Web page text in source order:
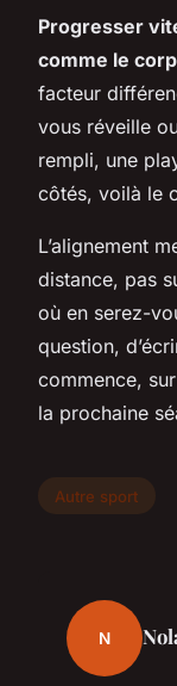
Progresser
comme le
facteur
vous réveille
rempli, une
côtés, voilà le
L’alignement
distance, pas
où en serez-
question,
commence,
la prochaine
Autre sport
N